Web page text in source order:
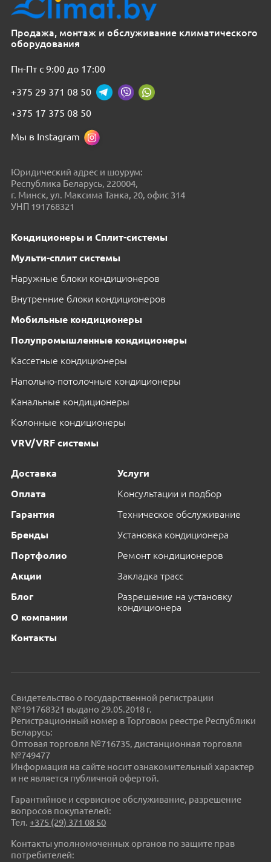
Продажа, монтаж и обслуживание климатического
оборудования
Пн-Пт с 9:00 до 17:00
+375 29 371 08 50
+375 17 375 08 50
Мы в Instagram
Юридический адрес и шоурум:
Республика Беларусь, 220004,
г. Минск, ул. Максима Танка, 20, офис 314
УНП 191768321
Кондиционеры и Сплит-системы
Мульти-сплит системы
Наружные блоки кондиционеров
Внутренние блоки кондиционеров
Мобильные кондиционеры
Полупромышленные кондиционеры
Кассетные кондиционеры
Напольно-потолочные кондиционеры
Канальные кондиционеры
Колонные кондиционеры
VRV/VRF системы
Доставка
Оплата
Гарантия
Бренды
Портфолио
Акции
Блог
О компании
Контакты
Услуги
Консультации и подбор
Техническое обслуживание
Установка кондиционера
Ремонт кондиционеров
Закладка трасс
Разрешение на установку
кондиционера
Свидетельство о государственной регистрации
№191768321 выдано 29.05.2018 г.
Регистрационный номер в Торговом реестре Республики
Беларусь:
Оптовая торговля №716735, дистанционная торговля
№749477
Информация на сайте носит ознакомительный характер
и не является публичной офертой.
Гарантийное и сервисное обслуживание, разрешение
вопросов покупателей:
Тел.+375 (29) 371 08 50
Контакты уполномоченных органов по защите прав
потребителей: